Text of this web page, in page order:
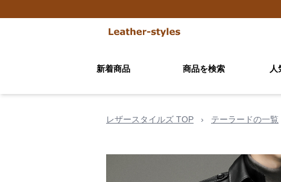
新着商品 商品を検索
レザースタイルズ TOP › テーラードの一覧